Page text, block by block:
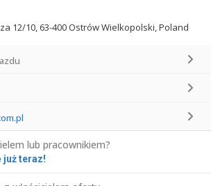
12/10, 63-400 Ostrów Wielkopolski, Poland
lub pracownikiem?
już teraz!